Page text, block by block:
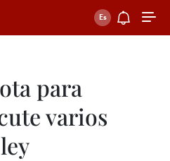
para
varios